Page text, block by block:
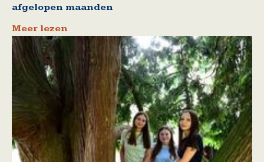
afgelopen maanden
Meer lezen